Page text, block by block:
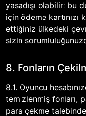
yasadışı olabilir; bu
için ödeme
ettiğiniz ülkedeki
sizin
8. Fonların
8.1. Oyuncu
temizlenmiş fonları,
para çekme